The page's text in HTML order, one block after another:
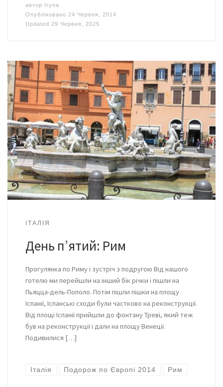
автор Iryna
Опубліковано 24 Червня, 2014
Updated 29 Червня, 2025
ІТАЛІЯ
День п’ятий: Рим
Прогулянка по Риму і зустріч з подругою Від нашого
готелю ми перейшли на інший бік річки і пішли на
Пьяцца-дель-Пополо. Потім пішли пішки на площу
Іспанії, Іспанські сходи були частково на реконструкції.
Від площі Іспанії прийшли до фонтану Треві, який теж
був на реконструкції і дали на площу Венеції.
Подивилися […]
Італія Подорож по Європі 2014 Рим